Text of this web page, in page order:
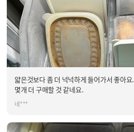
얇은것보다 좀 더 넉넉하게 들어가서 좋아요.
몇개 더 구매할 것 같네요.
네***